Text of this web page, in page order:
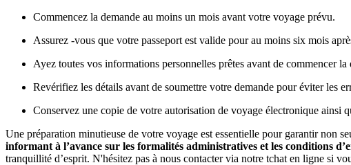
Commencez la demande au moins un mois avant votre voyage prévu.
Assurez -vous que votre passeport est valide pour au moins six mois
Ayez toutes vos informations personnelles prêtes avant de commencer la
Revérifiez les détails avant de soumettre votre demande pour éviter les
Conservez une copie de votre autorisation de voyage électronique ainsi
Une préparation minutieuse de votre voyage est essentielle pour garantir non
informant à l’avance sur les formalités administratives et les conditions
tranquillité d’esprit. N'hésitez pas à nous contacter via notre tchat en ligne si